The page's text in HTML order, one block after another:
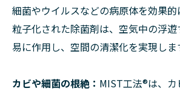
細菌やウイルスなどの病原体を効果的
粒子化された除菌剤は、空気中の浮
易に作用し、空間の清潔化を実現しま
カビや細菌の根絶： MIST工法®は、